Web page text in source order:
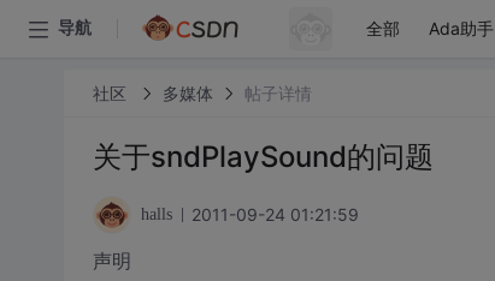
导航 全部 Ada助手
社区 多媒体 帖子详情
关于sndPlaySound的问题
halls 2011-09-24 01:21:59
声明